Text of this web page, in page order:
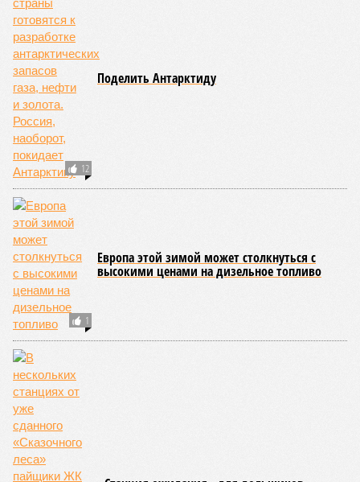
Новости smi2.ru
Версия //Общество
крутой нрав – когда покажет снова?
Земля уже не раз показывала человечеству свой крутой
нрав – когда покажет снова?
Последние времена
Земля уже не раз показывала человечеству свой крутой нрав – когда